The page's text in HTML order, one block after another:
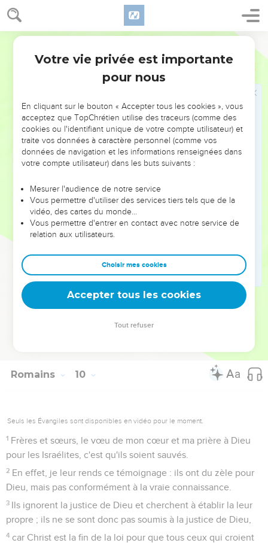
Romains 9
Esaïe, de son côté, s'écrie au sujet d'Israël : Même si les
Israélites, de par leur nombre, étaient pareils au sable de la
mer, un reste seulement sera sauvé.
En effet, le Seigneur accomplira pleinement et
rapidement sa parole [avec justice, en effet le Seigneur
accomplira rapidement sa parole] sur la terre.
Et comme Esaïe l'avait prédit, si le Seigneur de l’univers
ne nous avait pas laissé une descendance, nous serions
devenus comme Sodome, nous aurions été semblables à
Gomorrhe.
Que dirons-nous donc ? Des non-Juifs qui ne
recherchaient pas la justice ont obtenu la justice, celle qui
vient de la foi,
31
parvenu à cette loi.
Pourquoi ? Parce qu'Israël l'a cherchée non par la foi, mais
par les œuvres [de la loi]. Ils se sont heurtés à la pierre qui
fait obstacle,
comme il est écrit : Je mets dans Sion une pierre qui fait
Romains 10
Seuls les Évangiles sont disponibles en vidéo pour le moment.
1 Frères et sœurs, le vœu de mon cœur et ma prière à Dieu
pour les Israélites, c'est qu'ils soient sauvés.
2 En effet, je leur rends ce témoignage : ils ont du zèle pour
Dieu, mais pas conformément à la vraie connaissance.
3 Ils ignorent la justice de Dieu et cherchent à établir la leur
propre ; ils ne se sont donc pas soumis à la justice de Dieu,
4 car Christ est la fin de la loi pour que tous ceux qui croient
Votre vie privée est importante
pour nous
En cliquant sur le bouton « Accepter tous les cookies », vous
acceptez que TopChrétien utilise des traceurs (comme des
cookies ou l'identifiant unique de votre compte utilisateur) et
traite vos données à caractère personnel (comme vos
données de navigation et les informations renseignées dans
votre compte utilisateur) dans les buts suivants :
Mesurer l'audience de notre service
Vous permettre d'utiliser des services tiers tels que de la
vidéo, des cartes du monde…
Vous permettre d'entrer en contact avec notre service de
relation aux utilisateurs.
Choisir mes cookies
Accepter tous les cookies
Tout refuser